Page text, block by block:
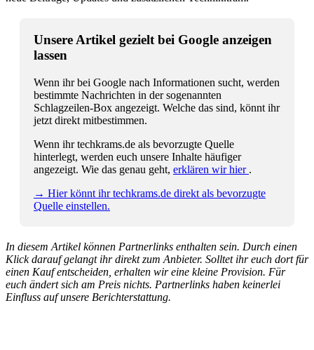
Unsere Artikel gezielt bei Google anzeigen
lassen
Wenn ihr bei Google nach Informationen sucht, werden
bestimmte Nachrichten in der sogenannten
Schlagzeilen-Box angezeigt. Welche das sind, könnt ihr
jetzt direkt mitbestimmen.
Wenn ihr techkrams.de als bevorzugte Quelle
hinterlegt, werden euch unsere Inhalte häufiger
angezeigt. Wie das genau geht, erklären wir hier .
→ Hier könnt ihr techkrams.de direkt als bevorzugte
Quelle einstellen.
In diesem Artikel können Partnerlinks enthalten sein. Durch einen
Klick darauf gelangt ihr direkt zum Anbieter. Solltet ihr euch dort für
einen Kauf entscheiden, erhalten wir eine kleine Provision. Für
euch ändert sich am Preis nichts. Partnerlinks haben keinerlei
Einfluss auf unsere Berichterstattung.